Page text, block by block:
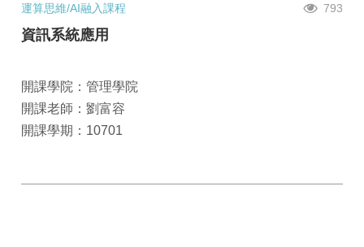
運算思維/AI融入課程 793
資訊系統應用
開課學院：管理學院
開課老師：劉富容
開課學期：10701